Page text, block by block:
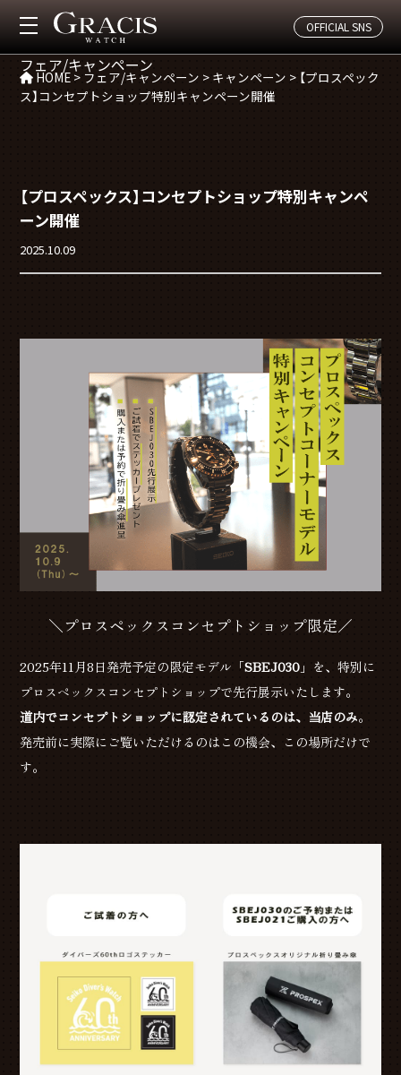
OFFICIAL SNS
CAMPAGIN
フェア/キャンペーン
HOME > フェア/キャンペーン > キャンペーン > 【プロスペック
ス】コンセプトショップ特別キャンペーン開催
【プロスペックス】コンセプトショップ特別キャンペ
ーン開催
2025.10.09
＼プロスペックスコンセプトショップ限定／
2025年11月8日発売予定の限定モデル「SBEJ030 」を、特別に
プロスペックスコンセプトショップで先行展示いたします。
道内でコンセプトショップに認定されているのは、当店のみ。
発売前に実際にご覧いただけるのはこの機会、この場所だけで
す。